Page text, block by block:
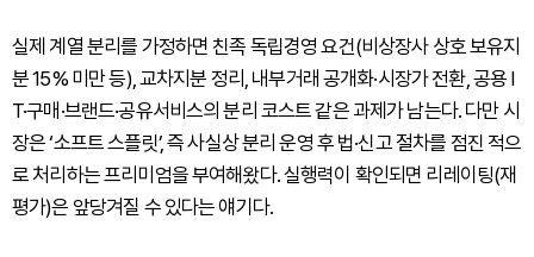
실제 계열 분리를 가정하면 친족 독립경영 요건(비상장사 상호 보유지
분 15% 미만 등), 교차지분 정리, 내부거래 공개화·시장가 전환, 공용 I
T·구매·브랜드·공유서비스의 분리 코스트 같은 과제가 남는다. 다만 시
장은 ‘소프트 스플릿’, 즉 사실상 분리 운영 후 법·신고 절차를 점진 적으
로 처리하는 프리미엄을 부여해왔다. 실행력이 확인되면 리레이팅(재
평가)은 앞당겨질 수 있다는 얘기다.